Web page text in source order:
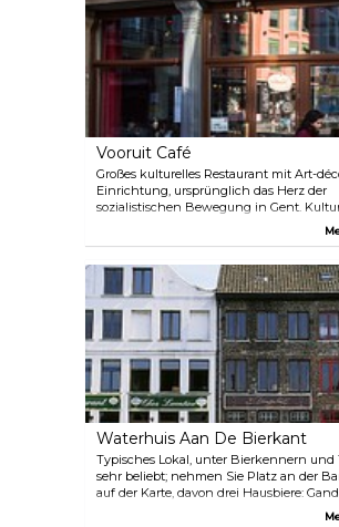
Vooruit Café
Großes kulturelles Restaurant mit Art-
Einrichtung, ursprünglich das Herz der
sozialistischen Bewegung in Gent.
für Theater, Konzerte, Tanz und Partys.
Waterhuis Aan De Bierkant
Typisches Lokal, unter Bierkennern und
sehr beliebt; nehmen Sie Platz an der
auf der Karte, davon drei Hausbiere:
Klokke Roeland und Mammelokker. Jazz,